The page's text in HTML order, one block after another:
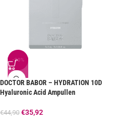
-20%
DOCTOR BABOR – HYDRATION 10D
Hyaluronic Acid Ampullen
€44,90 €35,92